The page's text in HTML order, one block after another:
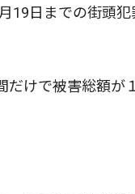
日までの街頭
けで被害総額が